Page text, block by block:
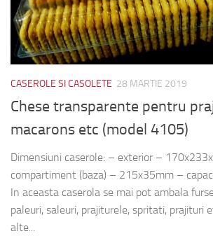
CASEROLE SI CASOLETE 28 MARTIE 2019
Chese transparente pentru
macarons etc (model 4105)
Dimensiuni caserole: – exterior –
compartiment (baza) – 215x35mm –
In aceasta caserola se mai pot ambala
paleuri, saleuri, prajiturele, spritati, prajituri
alte...